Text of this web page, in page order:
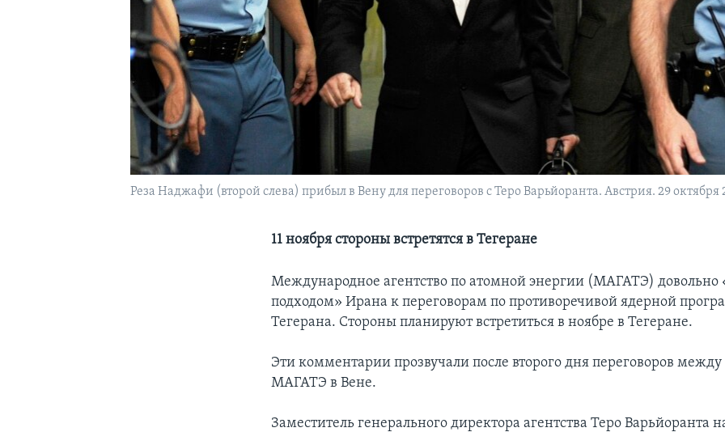
Реза Наджафи (второй слева) прибыл в Вену для переговоров с Теро Варьйоранта. Австрия. 29 октября
11 ноября стороны встретятся в Тегеране
Международное агентство по атомной энергии (МАГАТЭ)
подходом» Ирана к переговорам по противоречивой ядерной
Тегерана. Стороны планируют встретиться в ноябре в Тегеране.
Эти комментарии прозвучали после второго дня переговоров
МАГАТЭ в Вене.
Заместитель генерального директора агентства Теро Варьйоранта